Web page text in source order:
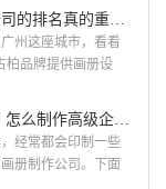
...
。标志设计画册设
到几乎找不至更好
其难度比之其它任
你觉得广州十大画册设计公司的排名真的重要吗？
州这座城市，看看
柏品牌提供画册设
/单位/产品/目录画
计的小伙伴都会对
州的古柏设计 古
如何选择高级画册设计公司 怎么制作高级企业画册
经常都会印制一些
册制作公司。下面